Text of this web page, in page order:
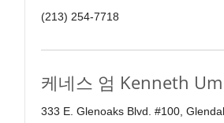
(213) 254-7718
케네스 엄 Kenneth
333 E. Glenoaks Blvd. #100,